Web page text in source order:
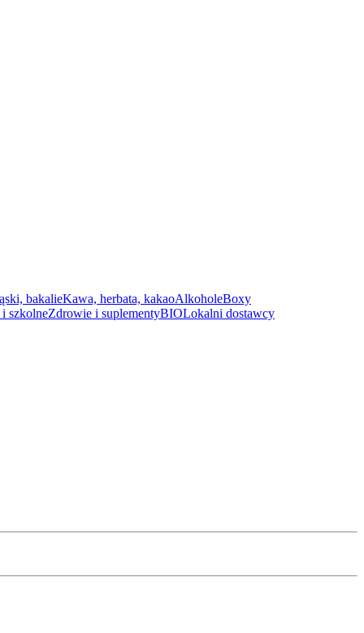
bakalieKawa, herbata, kakaoAlkoholeBoxy
szkolneZdrowie i suplementyBIOLokalni dostawcy